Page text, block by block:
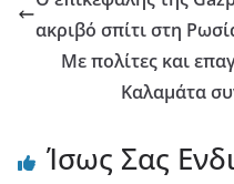
ακριβό σπίτι στη
Με πολίτες και
Καλαμάτα
Ίσως Σας